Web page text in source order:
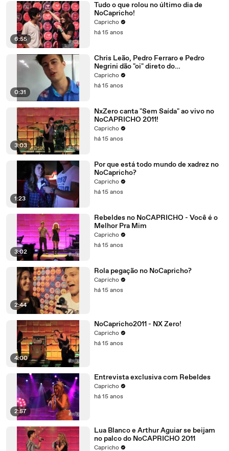
6:55
Tudo o que rolou no último dia de
NoCapricho!
Capricho
há 15 anos
0:31
Chris Leão, Pedro Ferraro e Pedro
Negrini dão "oi" direto do
NoCAPRICHO
Capricho
há 15 anos
3:03
NxZero canta "Sem Saída" ao vivo no
NoCAPRICHO 2011!
Capricho
há 15 anos
1:23
Por que está todo mundo de xadrez no
NoCapricho?
Capricho
há 15 anos
3:02
Rebeldes no NoCAPRICHO - Você é o
Melhor Pra Mim
Capricho
há 15 anos
2:44
Rola pegação no NoCapricho?
Capricho
há 15 anos
4:00
NoCapricho2011 - NX Zero!
Capricho
há 15 anos
2:57
Entrevista exclusiva com Rebeldes
Capricho
há 15 anos
Lua Blanco e Arthur Aguiar se beijam
no palco do NoCAPRICHO 2011
Capricho